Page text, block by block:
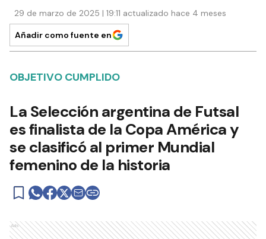
29 de marzo de 2025 | 19:11 actualizado hace 4 meses
Añadir como fuente en
OBJETIVO CUMPLIDO
La Selección argentina de Futsal
es finalista de la Copa América y
se clasificó al primer Mundial
femenino de la historia
Ads